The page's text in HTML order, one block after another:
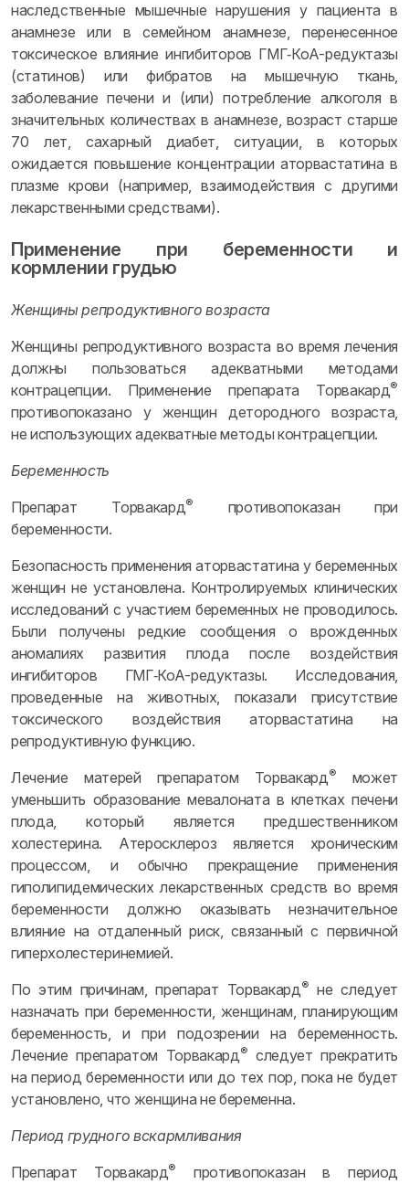
наследственные мышечные нарушения у пациента в
анамнезе или в семейном анамнезе, перенесенное
токсическое влияние ингибиторов ГМГ‑КоА-редуктазы
(статинов) или фибратов на мышечную ткань,
заболевание печени и (или) потребление алкоголя в
значительных количествах в анамнезе, возраст старше
70 лет, сахарный диабет, ситуации, в которых
ожидается повышение концентрации аторвастатина в
плазме крови (например, взаимодействия с другими
лекарственными средствами).
Применение при беременности и
кормлении грудью
Женщины репродуктивного возраста
Женщины репродуктивного возраста во время лечения
должны пользоваться адекватными методами
контрацепции. Применение препарата Торвакард®
противопоказано у женщин детородного возраста,
не использующих адекватные методы контрацепции.
Беременность
Препарат Торвакард®
противопоказан при
беременности.
Безопасность применения аторвастатина у беременных
женщин не установлена. Контролируемых клинических
исследований с участием беременных не проводилось.
Были получены редкие сообщения о врожденных
аномалиях развития плода после воздействия
ингибиторов ГМГ‑КоА-редуктазы. Исследования,
проведенные на животных, показали присутствие
токсического воздействия аторвастатина на
репродуктивную функцию.
Лечение матерей препаратом Торвакард®
может
уменьшить образование мевалоната в клетках печени
плода, который является предшественником
холестерина. Атеросклероз является хроническим
процессом, и обычно прекращение применения
гиполипидемических лекарственных средств во время
беременности должно оказывать незначительное
влияние на отдаленный риск, связанный с первичной
гиперхолестеринемией.
По этим причинам, препарат Торвакард® не следует
назначать при беременности, женщинам, планирующим
беременность, и при подозрении на беременность.
Лечение препаратом Торвакард® следует прекратить
на период беременности или до тех пор, пока не будет
установлено, что женщина не беременна.
Период грудного вскармливания
Препарат Торвакард®
противопоказан в период